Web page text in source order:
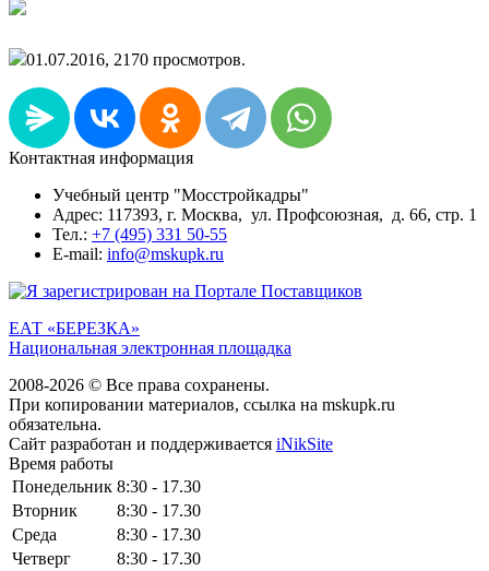
01.07.2016, 2170 просмотров.
Контактная информация
Учебный центр "Мосстройкадры"
Адрес: 117393, г. Москва, ул. Профсоюзная, д. 66, стр. 1
Тел.: +7 (495) 331 50-55
E-mail: info@mskupk.ru
ЕАТ «БЕРЕЗКА»
Национальная электронная площадка
2008-2026 © Все права сохранены.
При копировании материалов, ссылка на mskupk.ru
обязательна.
Сайт разработан и поддерживается iNikSite
Время работы
Понедельник 8:30 - 17.30
Вторник
8:30 - 17.30
Среда
8:30 - 17.30
Четверг
8:30 - 17.30